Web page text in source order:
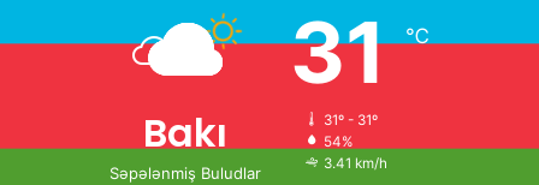
Bakı
Səpələnmiş Buludlar
31℃
31º - 31º
54%
3.41 km/h